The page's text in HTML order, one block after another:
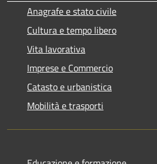
Anagrafe e stato civile
Cultura e tempo libero
Vita lavorativa
Imprese e Commercio
Catasto e urbanistica
Mobilità e trasporti